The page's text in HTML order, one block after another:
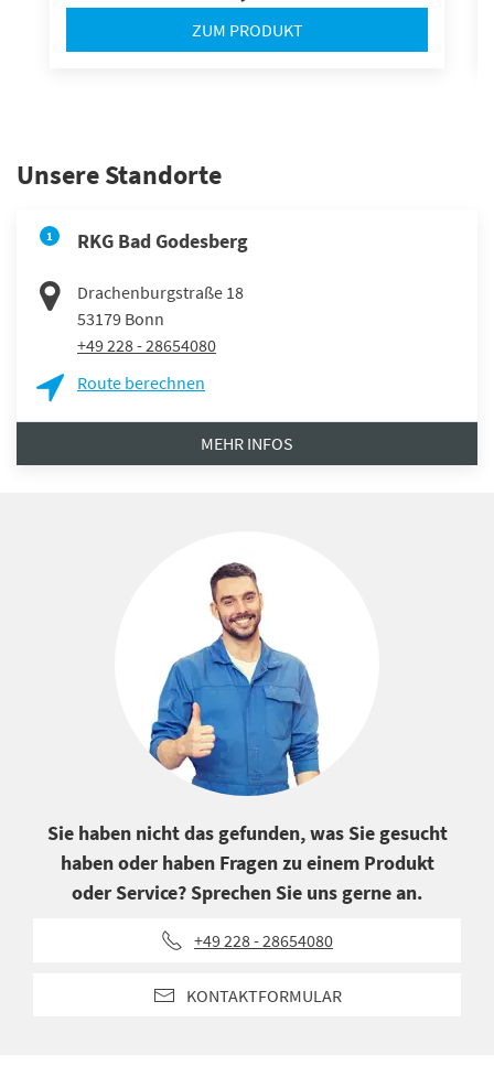
ZUM PRODUKT
Unsere Standorte
1 RKG Bad Godesberg
Drachenburgstraße 18
53179 Bonn
+49 228 - 28654080
Route berechnen
MEHR INFOS
Sie haben nicht das gefunden, was Sie gesucht
haben oder haben Fragen zu einem Produkt
oder Service? Sprechen Sie uns gerne an.
+49 228 - 28654080
KONTAKTFORMULAR